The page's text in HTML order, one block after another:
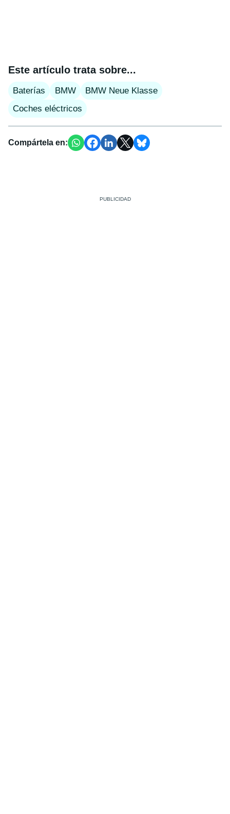
Este artículo trata sobre...
Baterías BMW
BMW Neue Klasse
Coches eléctricos
Compártela en: